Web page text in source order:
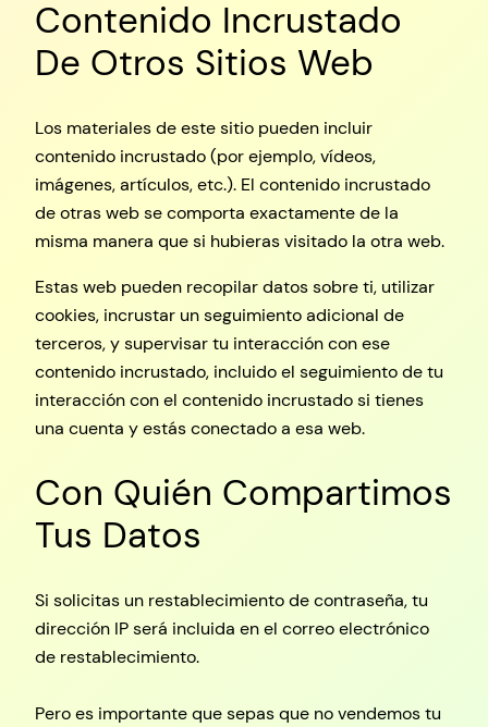
Contenido Incrustado
De Otros Sitios Web
Los materiales de este sitio pueden incluir
contenido incrustado (por ejemplo, vídeos,
imágenes, artículos, etc.). El contenido incrustado
de otras web se comporta exactamente de la
misma manera que si hubieras visitado la otra web.
Estas web pueden recopilar datos sobre ti, utilizar
cookies, incrustar un seguimiento adicional de
terceros, y supervisar tu interacción con ese
contenido incrustado, incluido el seguimiento de tu
interacción con el contenido incrustado si tienes
una cuenta y estás conectado a esa web.
Con Quién Compartimos
Tus Datos
Si solicitas un restablecimiento de contraseña, tu
dirección IP será incluida en el correo electrónico
de restablecimiento.
Pero es importante que sepas que no vendemos tu